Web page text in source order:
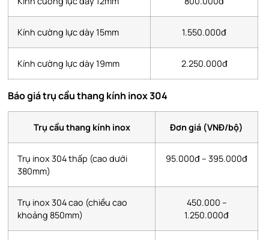
Kính cường lực dày 15mm 1.550.000đ
Kính cường lực dày 19mm 2.250.000đ
Báo giá trụ cầu thang kính inox 304
Trụ cầu thang kính inox Đơn giá (VNĐ/bộ)
Trụ inox 304 thấp (cao dưới
380mm)
95.000đ – 395.000đ
Trụ inox 304 cao (chiều cao
khoảng 850mm)
450.000 –
1.250.000đ